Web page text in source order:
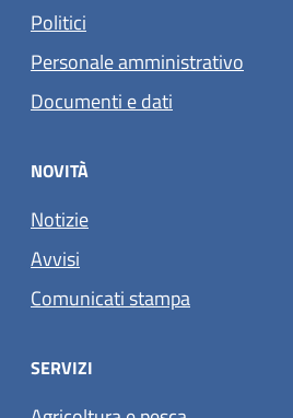
Politici
Personale amministrativo
Documenti e dati
NOVITÀ
Notizie
Avvisi
Comunicati stampa
SERVIZI